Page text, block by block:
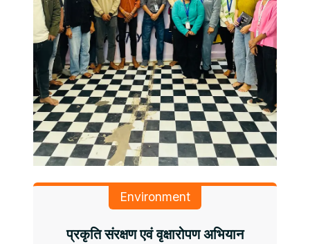
Environment
प्रकृति संरक्षण एवं वृक्षारोपण अभियान